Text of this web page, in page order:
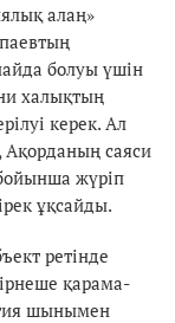
алаң»
болуы үшін
халықтың
керек. Ал
Ақорданың саяси
жүріп
ұқсайды.
ретінде
қарама-
шынымен